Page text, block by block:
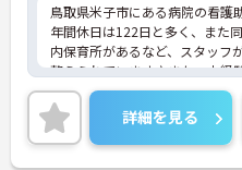
鳥取県米子市にある病院の看護
年間休日は122日と多く、また
内保育所があるなど、スタッフ
整えられています♪また、未経
なので、これから介護業界に挑
ピッタリの職場です◎ご興味あ
ポイントなど、詳細をお話しい
にご相談ください。
詳細を見る